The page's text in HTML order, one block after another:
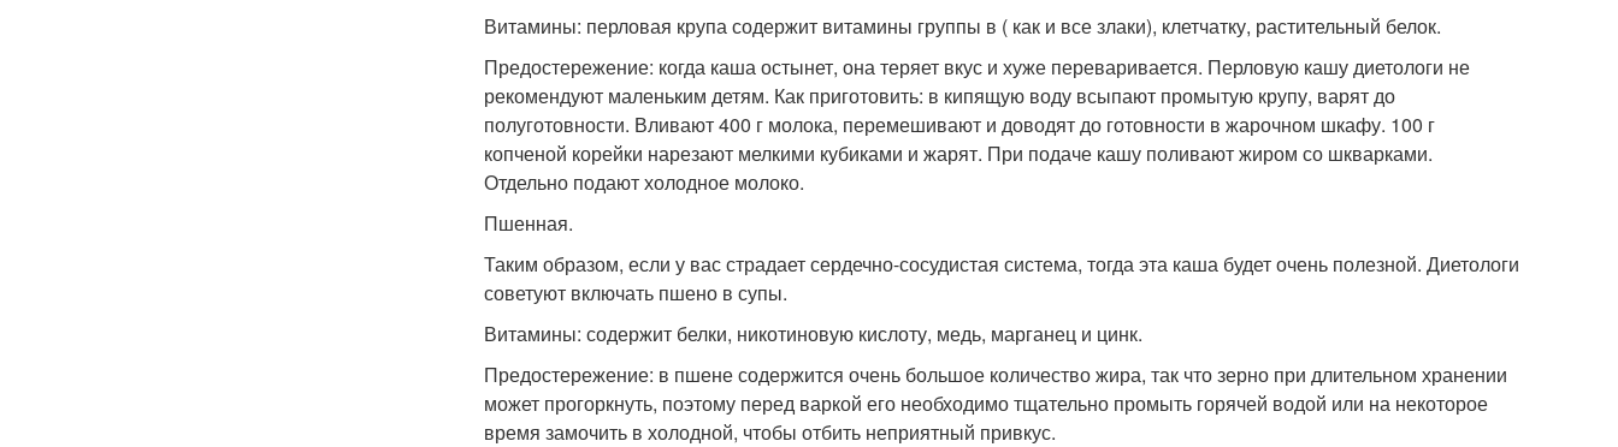
Витамины: перловая крупа содержит витамины группы в ( как и все злаки), клетчатку, растительный белок.
Предостережение: когда каша остынет, она теряет вкус и хуже переваривается. Перловую кашу диетологи не
рекомендуют маленьким детям. Как приготовить: в кипящую воду всыпают промытую крупу, варят до
полуготовности. Вливают 400 г молока, перемешивают и доводят до готовности в жарочном шкафу. 100 г
копченой корейки нарезают мелкими кубиками и жарят. При подаче кашу поливают жиром со шкварками.
Отдельно подают холодное молоко.
Пшенная.
Таким образом, если у вас страдает сердечно-сосудистая система, тогда эта каша будет очень полезной. Диетологи
советуют включать пшено в супы.
Витамины: содержит белки, никотиновую кислоту, медь, марганец и цинк.
Предостережение: в пшене содержится очень большое количество жира, так что зерно при длительном хранении
может прогоркнуть, поэтому перед варкой его необходимо тщательно промыть горячей водой или на некоторое
время замочить в холодной, чтобы отбить неприятный привкус.